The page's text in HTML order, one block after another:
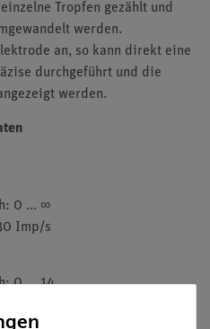
Tropfen gezählt und
werden.
an, so kann direkt eine
durchgeführt und die
werden.
0 ... ∞
Imp/s
0 ... 14